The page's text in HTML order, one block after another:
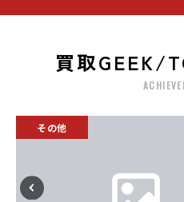
買取GEEK/
その他